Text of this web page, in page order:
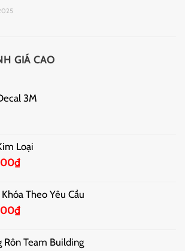
GIÁ CAO
3M
Loại
₫
Theo Yêu Cầu
₫
Rôn Team Building